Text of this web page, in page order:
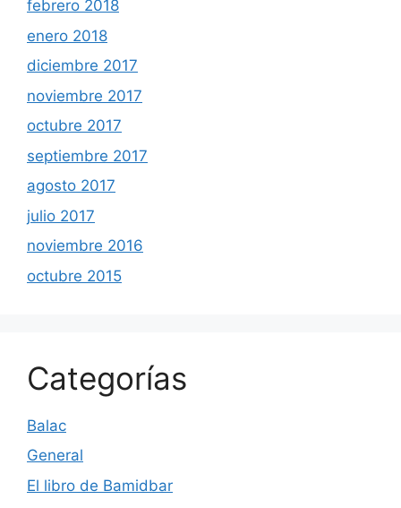
febrero 2018
enero 2018
diciembre 2017
noviembre 2017
octubre 2017
septiembre 2017
agosto 2017
julio 2017
noviembre 2016
octubre 2015
Categorías
Balac
General
El libro de Bamidbar